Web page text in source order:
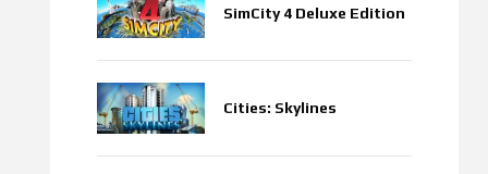
SimCity 4 Deluxe Edition
Cities: Skylines